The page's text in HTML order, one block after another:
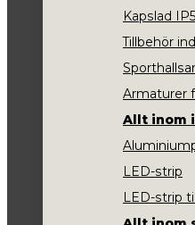
Kapslad
Tillbehör
Armaturer
Allt inom
LED-strip
LED-strip